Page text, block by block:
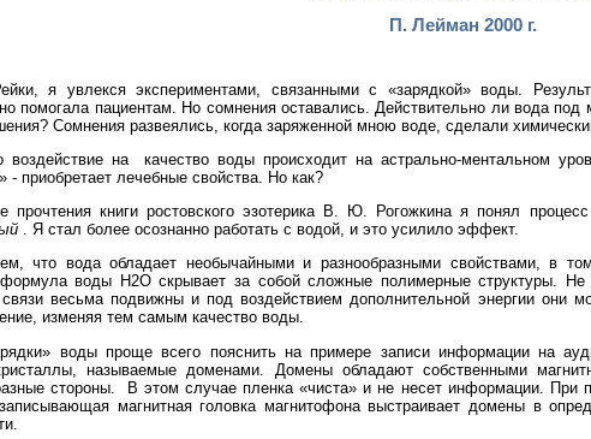
П. Лейман 2000 г.
я увлекся экспериментами, связанными с «зарядкой» воды.
помогала пациентам. Но сомнения оставались. Действительно ли вода
Сомнения развеялись, когда заряженной мною воде, сделали
воздействие на качество воды происходит на астрально-ментальном
- приобретает лечебные свойства. Но как?
прочтения книги ростовского эзотерика В. Ю. Рогожкина я понял
. Я стал более осознанно работать с водой, и это усилило эффект.
что вода обладает необычайными и разнообразными свойствами, в
воды Н2О скрывает за собой сложные полимерные структуры. Не
весьма подвижны и под воздействием дополнительной энергии они
изменяя тем самым качество воды.
воды проще всего пояснить на примере записи информации на
называемые доменами. Домены обладают собственными
стороны. В этом случае пленка «чиста» и не несет информации. При
магнитная головка магнитофона выстраивает домены в